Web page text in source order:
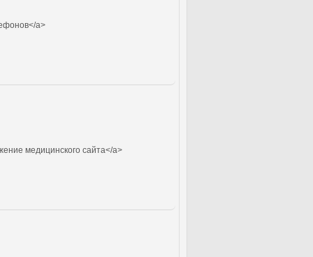
a>
медицинского сайта</a>